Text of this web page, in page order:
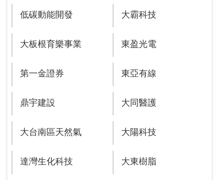
低碳動能開發 大霸科技
大板根育樂事業 東盈光電
第一金證券 東亞有線
鼎宇建設 大同醫護
大台南區天然氣 大陽科技
達灣生化科技 大東樹脂